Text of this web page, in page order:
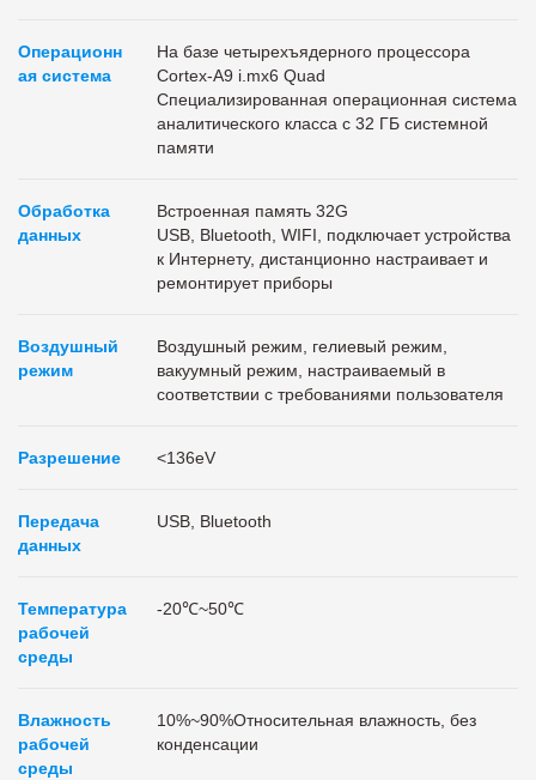
Операционн
ая система
На базе четырехъядерного процессора
Cortex-A9 i.mx6 Quad
Специализированная операционная система
аналитического класса с 32 ГБ системной
памяти
Обработка
данных
Встроенная память 32G
USB, Bluetooth, WIFI, подключает устройства
к Интернету, дистанционно настраивает и
ремонтирует приборы
Воздушный
режим
Воздушный режим, гелиевый режим,
вакуумный режим, настраиваемый в
соответствии с требованиями пользователя
Разрешение <136eV
Передача
данных
USB, Bluetooth
Температура
рабочей
среды
-20℃~50℃
Влажность
рабочей
среды
10%~90%Относительная влажность, без
конденсации